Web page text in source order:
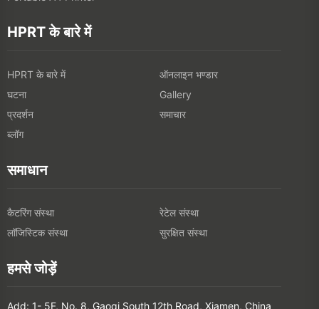
HPRT के बारे में
HPRT के बारे में
ऑनलाइन भण्डार
घटना
Gallery
प्रदर्शन
समाचार
ब्लॉग
समाधान
कैटरिंग संस्था
रेटेल संस्था
लॉजिस्टिक संस्था
सुरक्षित संस्था
हमसे जोड़ें
Add: 1- 5F, No. 8, Gaoqi South 12th Road, Xiamen, China